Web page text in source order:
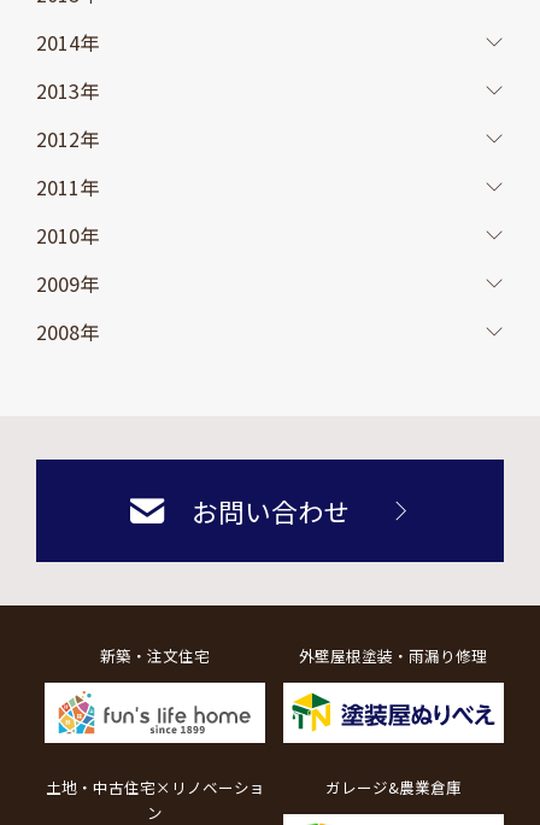
2014年
2013年
2012年
2011年
2010年
2009年
2008年
お問い合わせ
新築・注文住宅 外壁屋根塗装・雨漏り修理
土地・中古住宅×リノベーショ
ン
ガレージ&農業倉庫